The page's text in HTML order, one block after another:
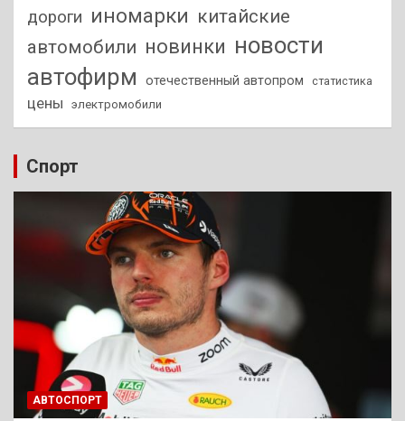
дороги иномарки китайские
автомобили новинки новости
автофирм
отечественный автопром статистика
цены электромобили
Спорт
АВТОСПОРТ